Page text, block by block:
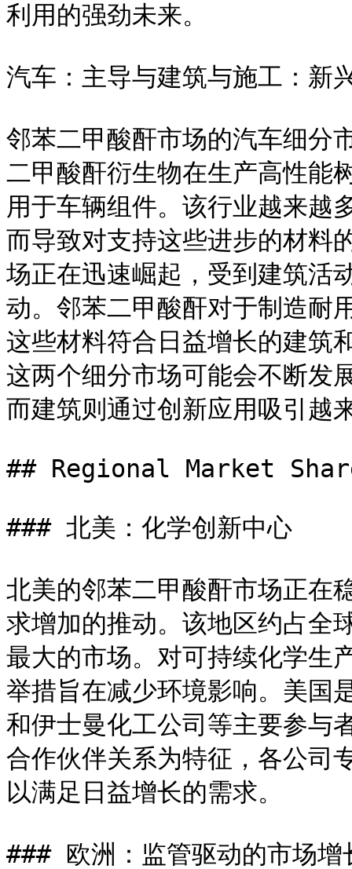
利用的强劲未来。
汽车：主导与建筑与施工：新
邻苯二甲酸酐市场的汽车细分
二甲酸酐衍生物在生产高性能
用于车辆组件。该行业越来越
而导致对支持这些进步的材料
场正在迅速崛起，受到建筑活
动。邻苯二甲酸酐对于制造耐
这些材料符合日益增长的建筑
这两个细分市场可能会不断发
而建筑则通过创新应用吸引越
## Regional Market
### 北美：化学创新中心
北美的邻苯二甲酸酐市场正在
求增加的推动。该地区约占全
最大的市场。对可持续化学生
举措旨在减少环境影响。美国
和伊士曼化工公司等主要参与
合作伙伴关系为特征，各公司
以满足日益增长的需求。
### 欧洲：监管驱动的市场增